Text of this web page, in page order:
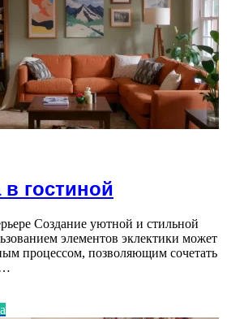
в гостиной
Создание уютной и стильной
элементов эклектики может
процессом, позволяющим сочетать